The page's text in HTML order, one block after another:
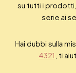
su tutti i
serie ai
Hai dubbi sulla
4321 , ti